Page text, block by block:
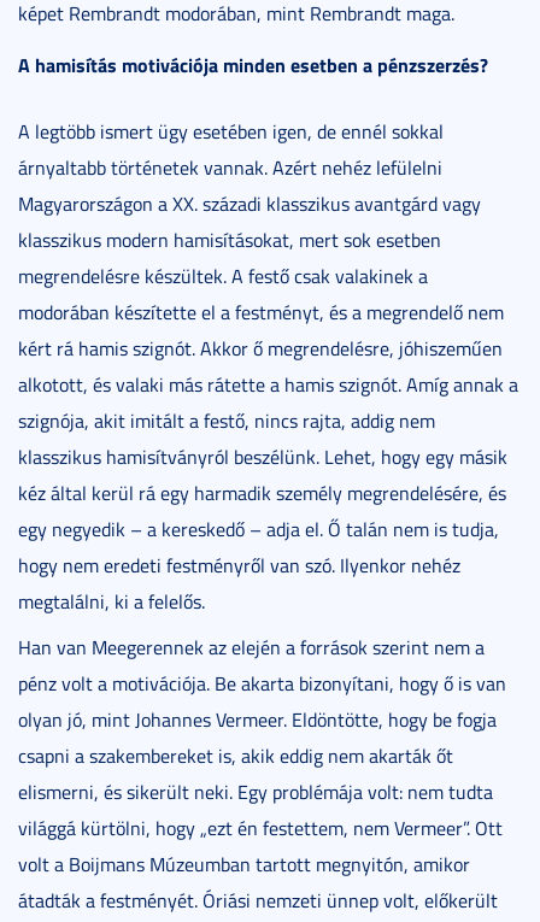
képet Rembrandt modorában, mint Rembrandt maga.
A hamisítás motivációja minden esetben a pénzszerzés?
A legtöbb ismert ügy esetében igen, de ennél sokkal
árnyaltabb történetek vannak. Azért nehéz lefülelni
Magyarországon a XX. századi klasszikus avantgárd vagy
klasszikus modern hamisításokat, mert sok esetben
megrendelésre készültek. A festő csak valakinek a
modorában készítette el a festményt, és a megrendelő nem
kért rá hamis szignót. Akkor ő megrendelésre, jóhiszeműen
alkotott, és valaki más rátette a hamis szignót. Amíg annak a
szignója, akit imitált a festő, nincs rajta, addig nem
klasszikus hamisítványról beszélünk. Lehet, hogy egy másik
kéz által kerül rá egy harmadik személy megrendelésére, és
egy negyedik – a kereskedő – adja el. Ő talán nem is tudja,
hogy nem eredeti festményről van szó. Ilyenkor nehéz
megtalálni, ki a felelős.
Han van Meegerennek az elején a források szerint nem a
pénz volt a motivációja. Be akarta bizonyítani, hogy ő is van
olyan jó, mint Johannes Vermeer. Eldöntötte, hogy be fogja
csapni a szakembereket is, akik eddig nem akarták őt
elismerni, és sikerült neki. Egy problémája volt: nem tudta
világgá kürtölni, hogy „ezt én festettem, nem Vermeer”. Ott
volt a Boijmans Múzeumban tartott megnyitón, amikor
átadták a festményét. Óriási nemzeti ünnep volt, előkerült